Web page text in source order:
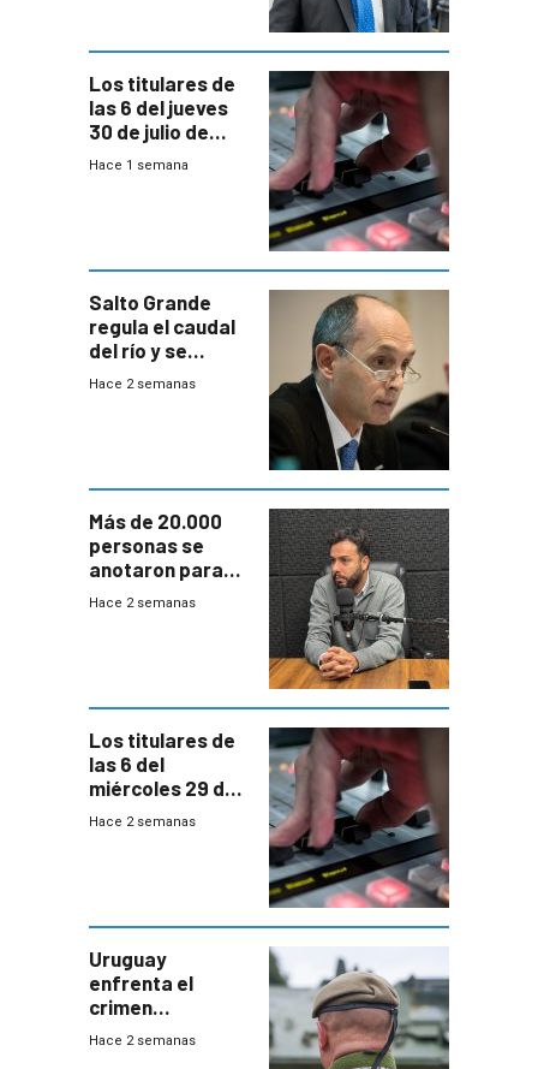
Los titulares de
las 6 del jueves
30 de julio de
2026
Hace 1 semana
Salto Grande
regula el caudal
del río y se
prepara para un
Hace 2 semanas
Más de 20.000
personas se
anotaron para
las pruebas
Hace 2 semanas
Los titulares de
las 6 del
miércoles 29 de
julio de 2026
Hace 2 semanas
Uruguay
enfrenta el
crimen
organizado con
Hace 2 semanas